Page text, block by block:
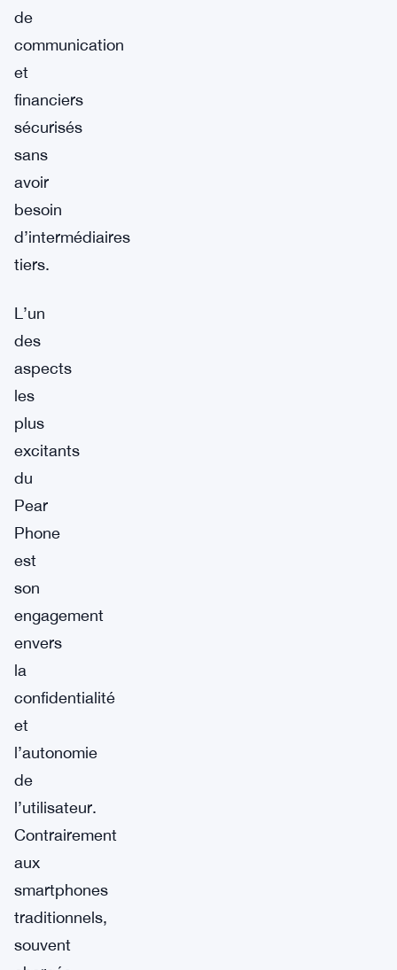
de
communication
et
financiers
sécurisés
sans
avoir
besoin
d’intermédiaires
tiers.
L’un
des
aspects
les
plus
excitants
du
Pear
Phone
est
son
engagement
envers
la
confidentialité
et
l’autonomie
de
l’utilisateur.
Contrairement
aux
smartphones
traditionnels,
souvent